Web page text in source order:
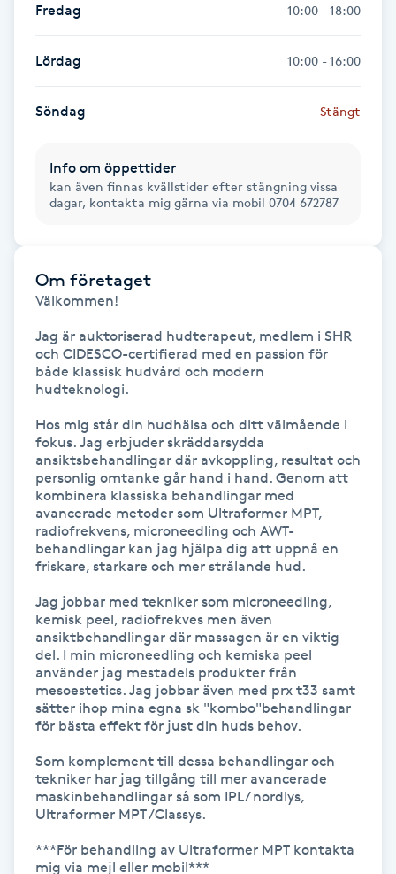
Gellack
Gellack med förstärkning
Gravidyoga
Gruppträning
Gua Sha-massage
Hatha Yoga
Healing
Herrklippning
HIFU
Hollywood Peel
Hot Stone Massage
Hot yoga
Hudföryngring
Huduppstramning
Hudvård
Fredag 10:00 - 18:00
Lördag 10:00 - 16:00
Söndag Stängt
Info om öppettider
kan även finnas kvällstider efter stängning vissa
dagar, kontakta mig gärna via mobil 0704 672787
Om företaget
Välkommen!
Jag är auktoriserad hudterapeut, medlem i SHR
och CIDESCO-certifierad med en passion för
både klassisk hudvård och modern
hudteknologi.
Hos mig står din hudhälsa och ditt välmående i
fokus. Jag erbjuder skräddarsydda
ansiktsbehandlingar där avkoppling, resultat och
personlig omtanke går hand i hand. Genom att
kombinera klassiska behandlingar med
avancerade metoder som Ultraformer MPT,
radiofrekvens, microneedling och AWT-
behandlingar kan jag hjälpa dig att uppnå en
friskare, starkare och mer strålande hud.
Jag jobbar med tekniker som microneedling,
kemisk peel, radiofrekves men även
ansiktbehandlingar där massagen är en viktig
del. I min microneedling och kemiska peel
använder jag mestadels produkter från
mesoestetics. Jag jobbar även med prx t33 samt
sätter ihop mina egna sk "kombo"behandlingar
för bästa effekt för just din huds behov.
Som komplement till dessa behandlingar och
tekniker har jag tillgång till mer avancerade
maskinbehandlingar så som IPL/ nordlys,
Ultraformer MPT /Classys.
***För behandling av Ultraformer MPT kontakta
mig via mejl eller mobil***